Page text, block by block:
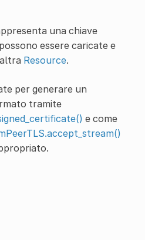
una chiave
essere caricate e
Resource.
per generare un
tramite
e come